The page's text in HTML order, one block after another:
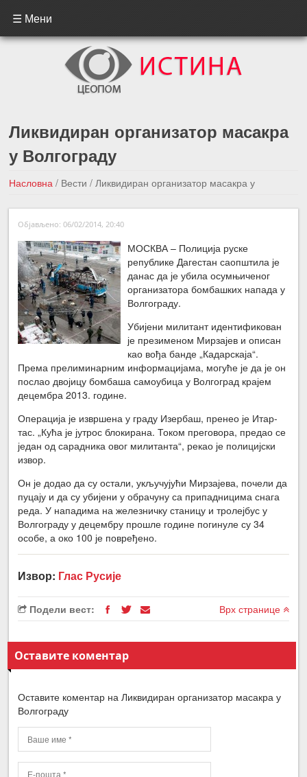
☰ Мени
Ликвидиран организатор масакра
у Волгограду
Насловна / Вести/ Ликвидиран организатор масакра у
Волгограду
←Претходна вест
Објављено: 06/02/2014, 20:40
МОСКВА – Полиција руске
републике Дагестан саопштила је
данас да је убила осумњиченог
организатора бомбашких напада у
Волгограду.
Убијени милитант идентификован
је презименом Мирзајев и описан
као вођа банде „Кадарскаја“.
Према прелиминарним информацијама, могуће је да је он
послао двојицу бомбаша самоубица у Волгоград крајем
децембра 2013. године.
Операција је извршена у граду Изербаш, пренео је Итар-
тас. „Кућа је јутрос блокирана. Током преговора, предао се
један од сарадника овог милитанта“, рекао је полицијски
извор.
Он је додао да су остали, укључујући Мирзајева, почели да
пуцају и да су убијени у обрачуну са припадницима снага
реда. У нападима на железничку станицу и тролејбус у
Волгограду у децембру прошле године погинуле су 34
особе, а око 100 је повређено.
Извор: Глас Русије
Подели вест: Врх странице
Оставите коментар
Оставите коментар на Ликвидиран организатор масакра у
Волгограду